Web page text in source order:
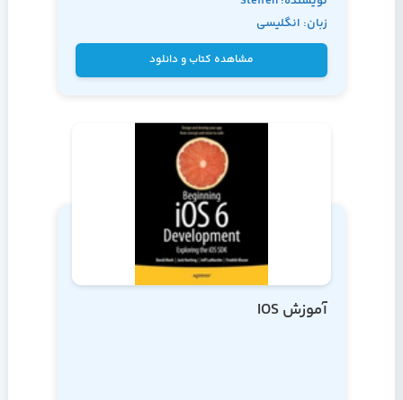
Itterheim, Andreas
زبان: انگلیسی
مشاهده کتاب و دانلود
آموزش IOS